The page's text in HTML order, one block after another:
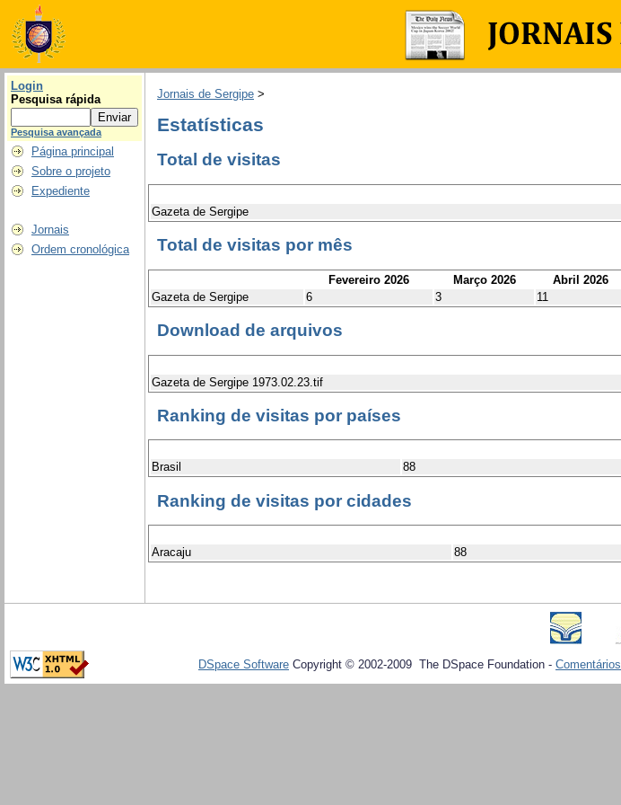
Login
Pesquisa rápida
Pesquisa avançada
Página principal
Sobre o projeto
Expediente
Jornais
Ordem cronológica
Jornais de Sergipe >
Estatísticas
Total de visitas
Gazeta de Sergipe
Total de visitas por mês
Fevereiro 2026 Março 2026 Abril 2026
Gazeta de Sergipe
6 3 11
Download de arquivos
Gazeta de Sergipe 1973.02.23.tif
Ranking de visitas por países
Brasil
88
Ranking de visitas por cidades
Aracaju
88
DSpace Software Copyright © 2002-2009 The DSpace Foundation - Comentários